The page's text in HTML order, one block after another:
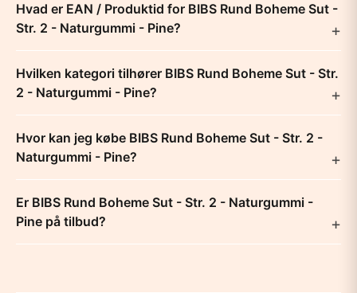
Hvad er EAN / Produktid for BIBS Rund Boheme Sut -
Str. 2 - Naturgummi - Pine?
Hvilken kategori tilhører BIBS Rund Boheme Sut - Str.
2 - Naturgummi - Pine?
Hvor kan jeg købe BIBS Rund Boheme Sut - Str. 2 -
Naturgummi - Pine?
Er BIBS Rund Boheme Sut - Str. 2 - Naturgummi -
Pine på tilbud?